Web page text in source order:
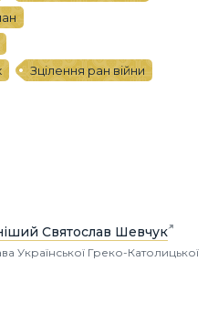
Зцілення ран війни
Святослав Шевчук
Української Греко-Католицької